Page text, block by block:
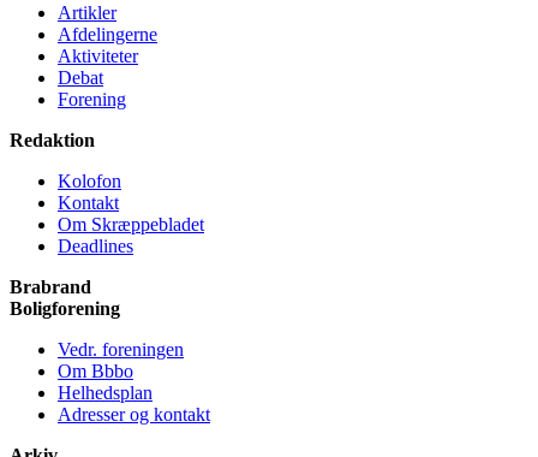
Artikler
Afdelingerne
Aktiviteter
Debat
Forening
Redaktion
Kolofon
Kontakt
Om Skræppe­bladet
Deadlines
Brabrand
Bolig­forening
Vedr. foreningen
Om Bbbo
Helheds­plan
Adresser og kontakt